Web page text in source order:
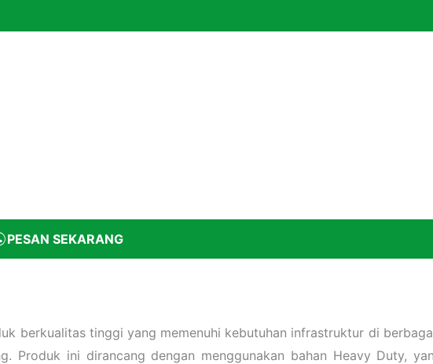
PESAN SEKARANG
berkualitas tinggi yang memenuhi kebutuhan infrastruktur di
Produk ini dirancang dengan menggunakan bahan Heavy Duty,